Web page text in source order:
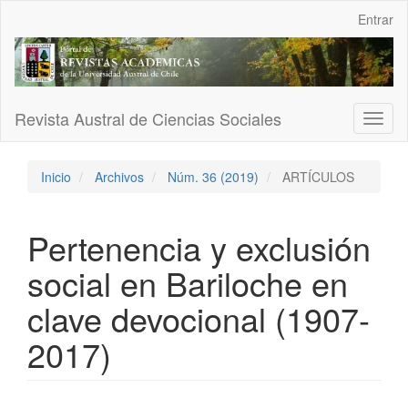
Contenido
principal
Barra
Entrar
Revista Austral de Ciencias Sociales
Inicio Archivos Núm. 36 (2019) ARTÍCULOS
Pertenencia y exclusión
social en Bariloche en
clave devocional (1907-
2017)